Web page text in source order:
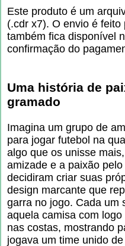
Este produto é um
(.cdr x7). O envio é
também fica disponível
confirmação do
Uma história de
gramado
Imagina um grupo de
para jogar futebol na
algo que os unisse
amizade e a paixão
decidiram criar suas
design marcante que
garra no jogo. Cada um
aquela camisa com
nas costas, mostrando
jogava um time unido